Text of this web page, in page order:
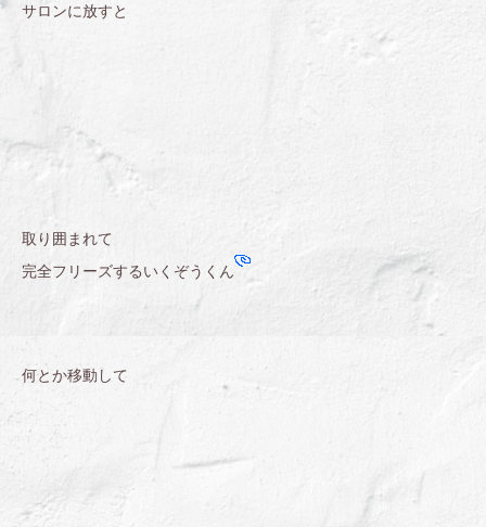
サロンに放すと
取り囲まれて
完全フリーズするいくぞうくん
何とか移動して